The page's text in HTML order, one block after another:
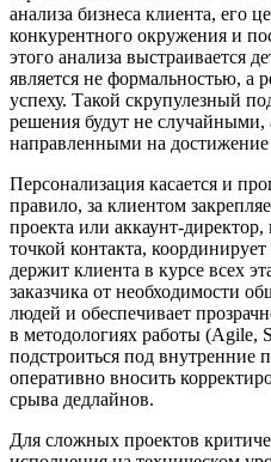
анализа бизнеса клиента, его
конкурентного окружения и
этого анализа выстраивается
является не формальностью, а
успеху. Такой скрупулезный
решения будут не
направленными на
Персонализация касается и
правило, за клиентом
проекта или аккаунт-
точкой контакта,
держит клиента в курсе всех
заказчика от необходимости
людей и обеспечивает
в методологиях работы (Agile,
подстроиться под внутренние
оперативно вносить
срыва дедлайнов.
Для сложных проектов